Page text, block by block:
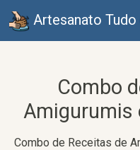
Artesanato
Combo
Amigurumis
Combo de Receitas de